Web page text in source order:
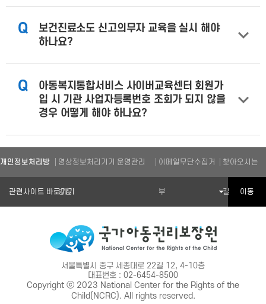
Q
보건진료소도 신고의무자 교육을 실시 해야
하나요?
Q
아동복지통합서비스 사이버교육센터 회원가
입 시 기관 사업자등록번호 조회가 되지 않을
경우 어떻게 해야 하나요?
개인정보처리방 영상정보처리기기 운영관리
방침
이메일무단수집거
부
찾아오시는
길 이동
서울특별시 중구 세종대로 22길 12, 4-10층
대표번호 : 02-6454-8500
Copyright ⓒ 2023 National Center for the Rights of the
Child(NCRC). All rights reserved.